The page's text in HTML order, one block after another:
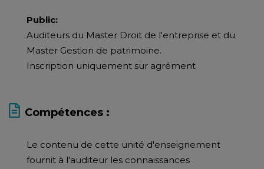
Public:
Auditeurs du Master Droit de l'entreprise et du
Master Gestion de patrimoine.
Inscription uniquement sur agrément
Compétences :
Le contenu de cette unité d'enseignement
fournit à l'auditeur les connaissances